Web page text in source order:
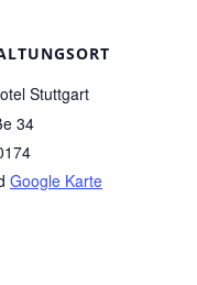
Stuttgart
34
Google Karte